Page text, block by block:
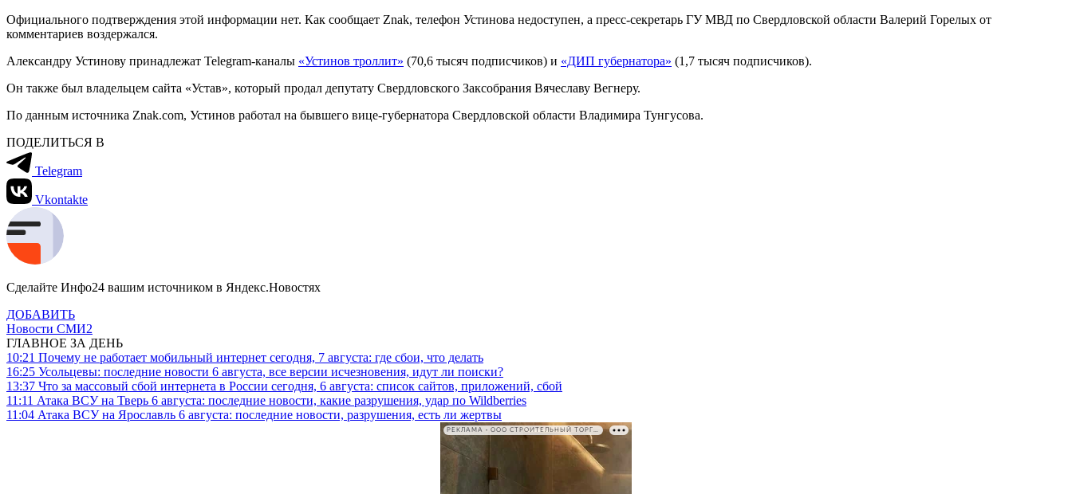
Официального подтверждения этой информации нет. Как сообщает Znak, телефон Устинова недоступен, а пресс-секретарь ГУ МВД по Свердловской области Валерий Горелых от
комментариев воздержался.
Александру Устинову принадлежат Telegram-каналы «Устинов троллит» (70,6 тысяч подписчиков) и «ДИП губернатора» (1,7 тысяч подписчиков).
Он также был владельцем сайта «Устав», который продал депутату Свердловского Заксобрания Вячеславу Вегнеру.
По данным источника Znak.com, Устинов работал на бывшего вице-губернатора Свердловской области Владимира Тунгусова.
ПОДЕЛИТЬСЯ В
Telegram
Vkontakte
Сделайте Инфо24 вашим источником в Яндекс.Новостях
ДОБАВИТЬ
Новости СМИ2
ГЛАВНОЕ ЗА ДЕНЬ
10:21 Почему не работает мобильный интернет сегодня, 7 августа: где сбои, что делать
16:25 Усольцевы: последние новости 6 августа, все версии исчезновения, идут ли поиски?
13:37 Что за массовый сбой интернета в России сегодня, 6 августа: список сайтов, приложений, сбой
11:11 Атака ВСУ на Тверь 6 августа: последние новости, какие разрушения, удар по Wildberries
11:04 Атака ВСУ на Ярославль 6 августа: последние новости, разрушения, есть ли жертвы
РЕКЛАМА • ООО СТРОИТЕЛЬНЫЙ ТОРГОВЫЙ ДОМ «ПЕТРОВИЧ». ИНН: 7802348846